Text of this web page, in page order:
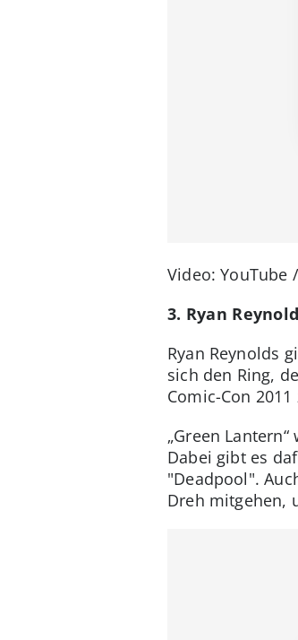
Video: YouTube
3. Ryan
Ryan Reynolds
sich den Ring,
Comic-Con
„Green Lantern“
Dabei gibt es
"Deadpool".
Dreh mitgehen,